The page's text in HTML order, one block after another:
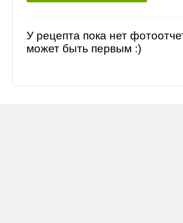
У рецепта пока нет
может быть первым :)